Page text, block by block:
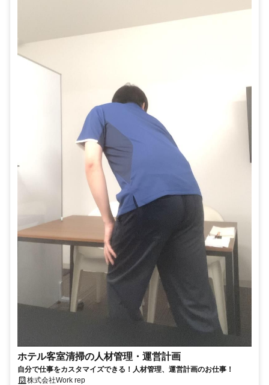
ホテル客室清掃の人材管理・運営計画
自分で仕事をカスタマイズできる！人材管理、運営計画のお仕事！
株式会社Work rep